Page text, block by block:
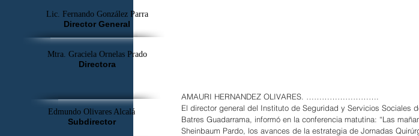
AMAURI HERNANDEZ OLIVARES. ……………………….
El director general del Instituto de Seguridad y Servicios Sociales
Batres Guadarrama, informó en la conferencia matutina: “Las
Sheinbaum Pardo, los avances de la estrategia de Jornadas
Lic. Fernando González Parra
Director General
Mtra. Graciela Ornelas Prado
Directora
Edmundo Olivares Alcalá
Subdirector